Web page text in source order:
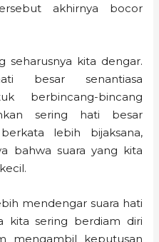
akhirnya bocor
seharusnya kita dengar.
besar senantiasa
berbincang-bincang
sering hati besar
lebih bijaksana,
bahwa suara yang kita
mendengar suara hati
kita sering berdiam diri
mengambil keputusan